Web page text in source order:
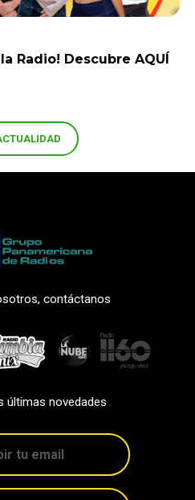
Radio! Descubre AQUÍ
contáctanos
últimas novedades